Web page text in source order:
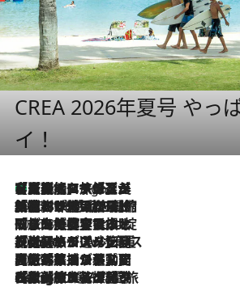
CREA 2026年夏号 やっ
イ！
7 Hours Ago
【厳選旅コスメ】「多機能アイテムがメイン！」旅好き美容エディターが選んだ夏旅ベストコスメを発表【Mサイズジップ】
2026.8.6
「荷物が増えるほど旅ストレスは増す」美容ジャーナリストがたどり着いた最終結論。“化粧品を劇的に減らす”感動の凝縮美容とは
2026.8.6
「旅先には金髪ウィッグを持参」日本と同じメイクでは損してる!? 美容ジャーナリストが提案する“掟破りの旅美容”とは
2026.8.6
【厳選旅コスメ】「身軽さ＆UV対策重視！」ヘアアーティストshucoが選んだ夏旅ベストコスメを発表【Mサイズジップ】
2026.8.5
【厳選旅コスメ】国内をあちこち移動する河井菜摘が選んだ夏旅ベストコスメ発表！「リラックスアイテムはマスト」【Mサイズジップ】
2026.8.4
【厳選旅コスメ】「紫外線＆乾燥対策しながらメイク感も！」ヘア＆メイクGeorgeが選んだ夏旅ベストコスメを発表！【Mサイズジップ】